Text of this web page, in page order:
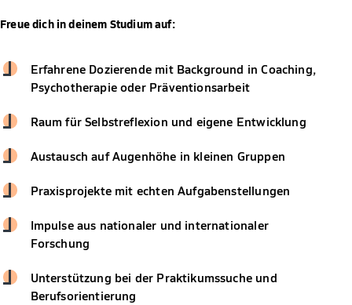
Freue dich in deinem Studium auf:
Erfahrene Dozierende mit Background in Coaching,
Psychotherapie oder Präventionsarbeit
Raum für Selbstreflexion und eigene Entwicklung
Austausch auf Augenhöhe in kleinen Gruppen
Praxisprojekte mit echten Aufgabenstellungen
Impulse aus nationaler und internationaler
Forschung
Unterstützung bei der Praktikumssuche und
Berufsorientierung